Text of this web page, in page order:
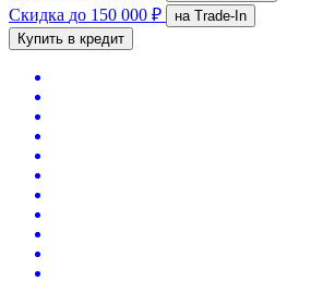
Скидка до 150 000 ₽
на Trade-In
Купить в кредит